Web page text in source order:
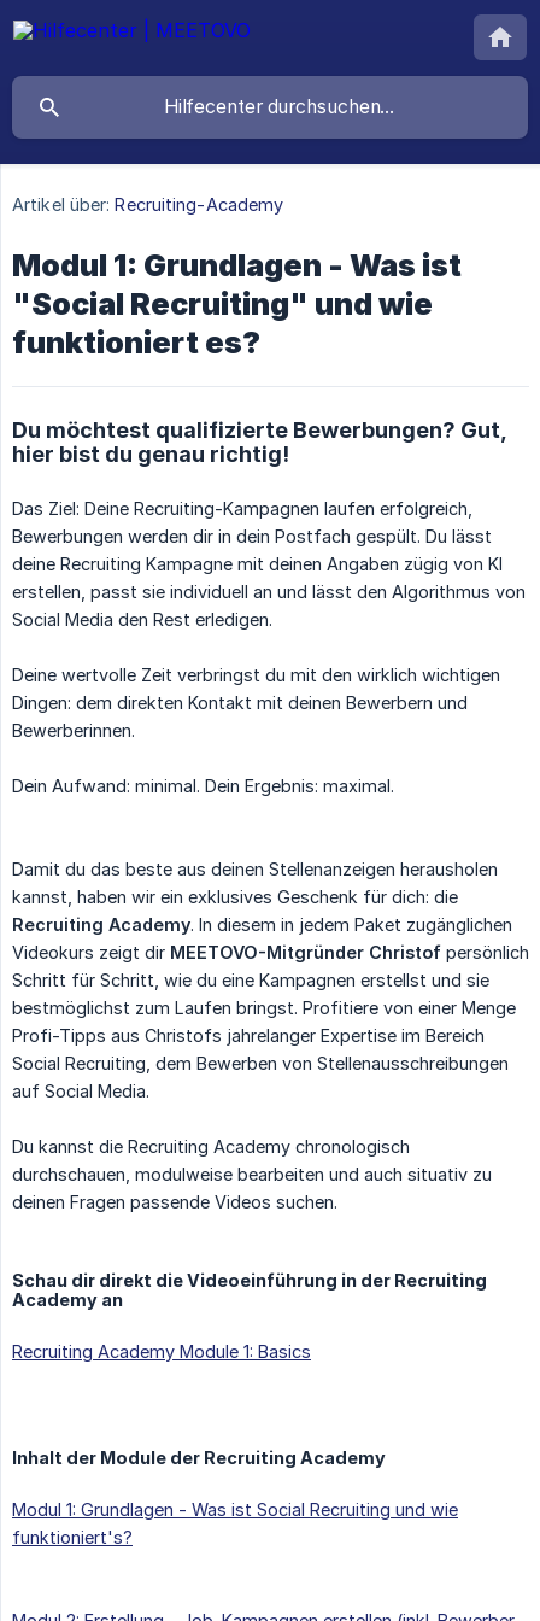
Artikel über: Recruiting-Academy
Modul 1: Grundlagen - Was ist
"Social Recruiting" und wie
funktioniert es?
Du möchtest qualifizierte Bewerbungen? Gut,
hier bist du genau richtig!
Das Ziel: Deine Recruiting-Kampagnen laufen erfolgreich,
Bewerbungen werden dir in dein Postfach gespült. Du lässt
deine Recruiting Kampagne mit deinen Angaben zügig von KI
erstellen, passt sie individuell an und lässt den Algorithmus von
Social Media den Rest erledigen.
Deine wertvolle Zeit verbringst du mit den wirklich wichtigen
Dingen: dem direkten Kontakt mit deinen Bewerbern und
Bewerberinnen.
Dein Aufwand: minimal. Dein Ergebnis: maximal.
Damit du das beste aus deinen Stellenanzeigen herausholen
kannst, haben wir ein exklusives Geschenk für dich: die
Recruiting Academy. In diesem in jedem Paket zugänglichen
Videokurs zeigt dir MEETOVO-Mitgründer Christof persönlich
Schritt für Schritt, wie du eine Kampagnen erstellst und sie
bestmöglichst zum Laufen bringst. Profitiere von einer Menge
Profi-Tipps aus Christofs jahrelanger Expertise im Bereich
Social Recruiting, dem Bewerben von Stellenausschreibungen
auf Social Media.
Du kannst die Recruiting Academy chronologisch
durchschauen, modulweise bearbeiten und auch situativ zu
deinen Fragen passende Videos suchen.
Schau dir direkt die Videoeinführung in der Recruiting
Academy an
Recruiting Academy Module 1: Basics
Inhalt der Module der Recruiting Academy
Modul 1: Grundlagen - Was ist Social Recruiting und wie
funktioniert's?